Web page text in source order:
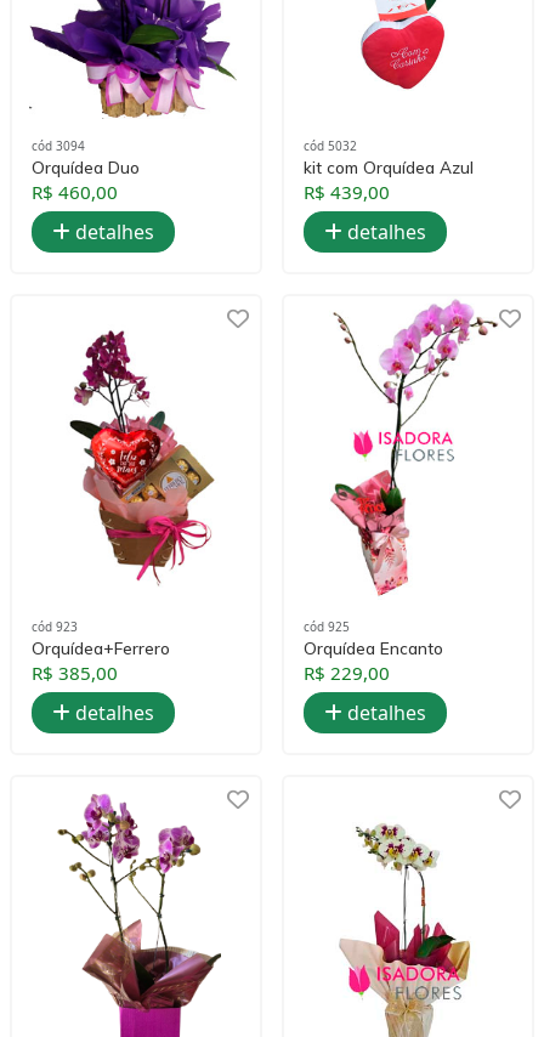
cód 3094
Orquídea Duo
R$ 460,00
detalhes
cód 5032
kit com Orquídea Azul
R$ 439,00
detalhes
cód 923
Orquídea+Ferrero
R$ 385,00
detalhes
cód 925
Orquídea Encanto
R$ 229,00
detalhes